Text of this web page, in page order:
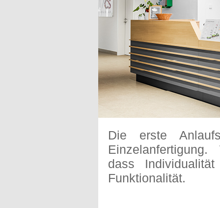
Die erste
dass
Funktionalität.